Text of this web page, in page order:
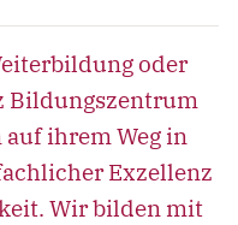
oder
Bildungszentrum
ihrem Weg in
Exzellenz
Wir bilden mit